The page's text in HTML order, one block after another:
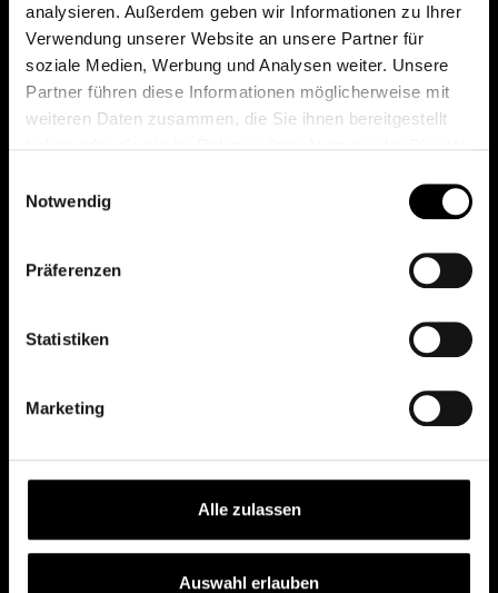
analysieren. Außerdem geben wir Informationen zu Ihrer
Verwendung unserer Website an unsere Partner für
soziale Medien, Werbung und Analysen weiter. Unsere
Partner führen diese Informationen möglicherweise mit
weiteren Daten zusammen, die Sie ihnen bereitgestellt
Notwendig
Präferenzen
Statistiken
Marketing
Alle zulassen
Auswahl erlauben
Das erste Depot in Österreich mit 0€ Kontoführung,
0€ Ausgabeaufschlag und 0€ Depotgebühren bei
knapp 2000 Fonds und 0€ Orderspesen.
All rights reserved.
Depot eröffnen
Depot übertragen
Konditionen